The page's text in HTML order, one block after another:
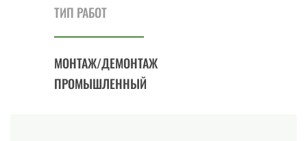
ТИП РАБОТ
МОНТАЖ/ДЕМОНТАЖ
ПРОМЫШЛЕННЫЙ